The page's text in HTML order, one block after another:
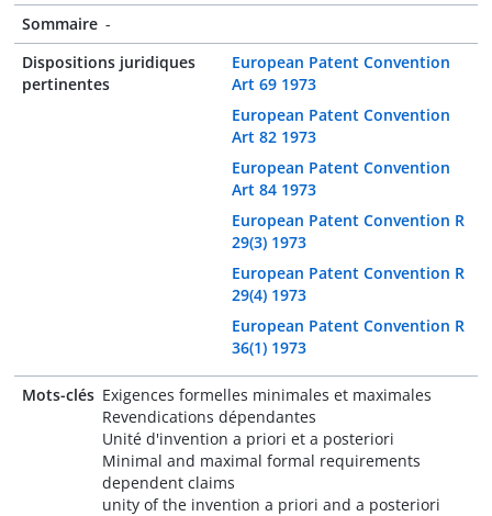
Sommaire -
Dispositions juridiques
pertinentes
European Patent Convention
Art 69 1973
European Patent Convention
Art 82 1973
European Patent Convention
Art 84 1973
European Patent Convention R
29(3) 1973
European Patent Convention R
29(4) 1973
European Patent Convention R
36(1) 1973
Mots-clés Exigences formelles minimales et maximales
Revendications dépendantes
Unité d'invention a priori et a posteriori
Minimal and maximal formal requirements
dependent claims
unity of the invention a priori and a posteriori